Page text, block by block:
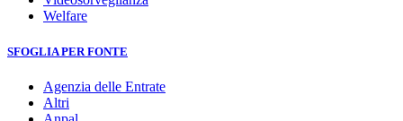
Welfare
SFOGLIA PER FONTE
Agenzia delle Entrate
Altri